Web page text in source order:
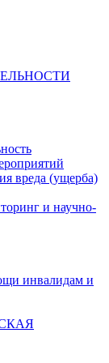
вреда (ущерба)
и научно-
инвалидам и